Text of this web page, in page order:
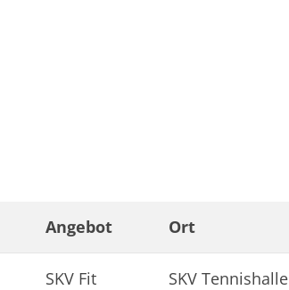
Angebot
Ort
SKV Fit SKV Tennishalle